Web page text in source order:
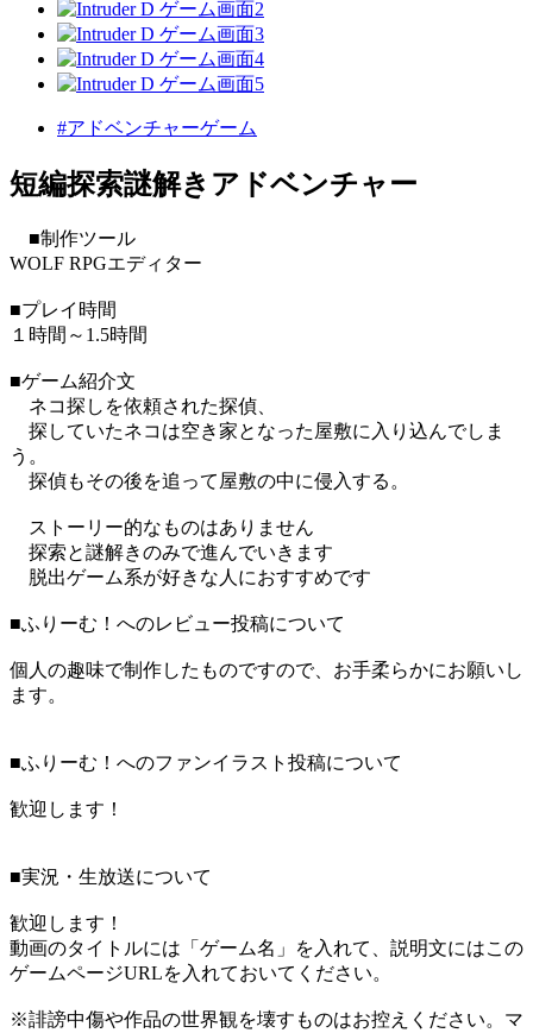
#アドベンチャーゲーム
短編探索謎解きアドベンチャー
■制作ツール
WOLF RPGエディター
■プレイ時間
１時間～1.5時間
■ゲーム紹介文
ネコ探しを依頼された探偵、
探していたネコは空き家となった屋敷に入り込んでしま
う。
探偵もその後を追って屋敷の中に侵入する。
ストーリー的なものはありません
探索と謎解きのみで進んでいきます
脱出ゲーム系が好きな人におすすめです
■ふりーむ！へのレビュー投稿について
個人の趣味で制作したものですので、お手柔らかにお願いし
ます。
■ふりーむ！へのファンイラスト投稿について
歓迎します！
■実況・生放送について
歓迎します！
動画のタイトルには「ゲーム名」を入れて、説明文にはこの
ゲームページURLを入れておいてください。
※誹謗中傷や作品の世界観を壊すものはお控えください。マ